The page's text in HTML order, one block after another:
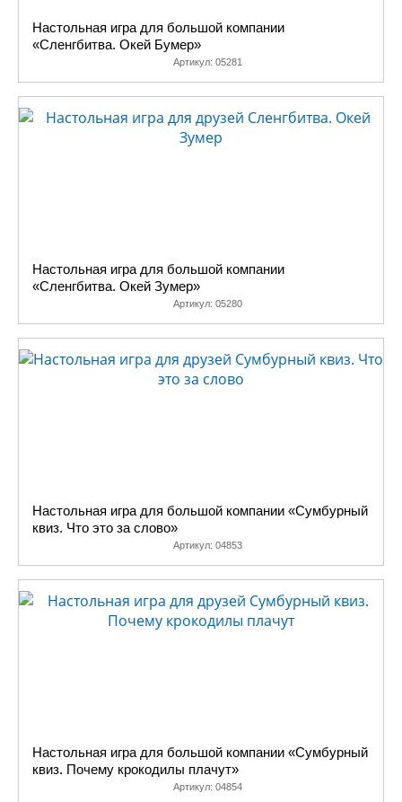
Настольная игра для большой компании
«Сленгбитва. Окей Бумер»
Артикул: 05281
Настольная игра для большой компании
«Сленгбитва. Окей Зумер»
Артикул: 05280
Настольная игра для большой компании «Сумбурный
квиз. Что это за слово»
Артикул: 04853
Настольная игра для большой компании «Сумбурный
квиз. Почему крокодилы плачут»
Артикул: 04854